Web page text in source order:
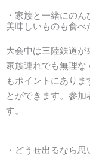
・家族と一緒にの
美味しいものも食べ
大会中は三陸鉄道
家族連れでも無理な
もポイントにあり
とができます。参
す。
・どうせ出るなら